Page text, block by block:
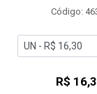
Código:
R$